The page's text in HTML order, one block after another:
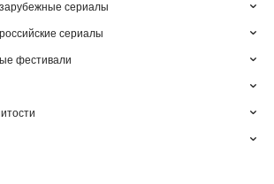
сериалы
сериалы
фестивали